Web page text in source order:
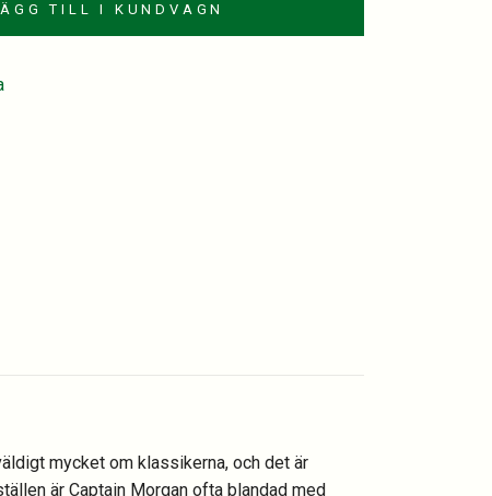
TILL I KUNDVAGN
mycket om klassikerna, och det är
är Captain Morgan ofta blandad med